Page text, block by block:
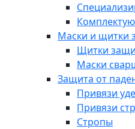
Маски и щитки
Щитки
Маски
Защита от
Привязи
Привязи
Стропы